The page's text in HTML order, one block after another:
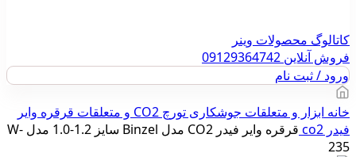
کاتالوگ محصولات وینر
فروش آنلاین 09129364742
ورود / ثبت نام
خانه ابزار و متعلقات جوشکاری تورچ CO2 و متعلقات
قرقره وایر
فیدر co2
قرقره وایر فیدر CO2 مدل Binzel سایز 1.2-1.0 مدل W-
235